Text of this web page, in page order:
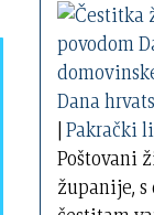
|Pakrački
Poštovani
županije,